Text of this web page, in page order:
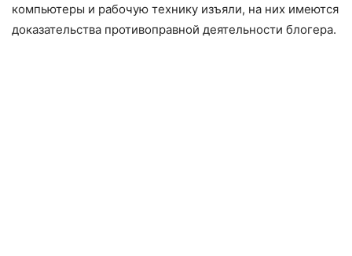
компьютеры и рабочую технику изъяли, на них имеются
доказательства противоправной деятельности блогера.